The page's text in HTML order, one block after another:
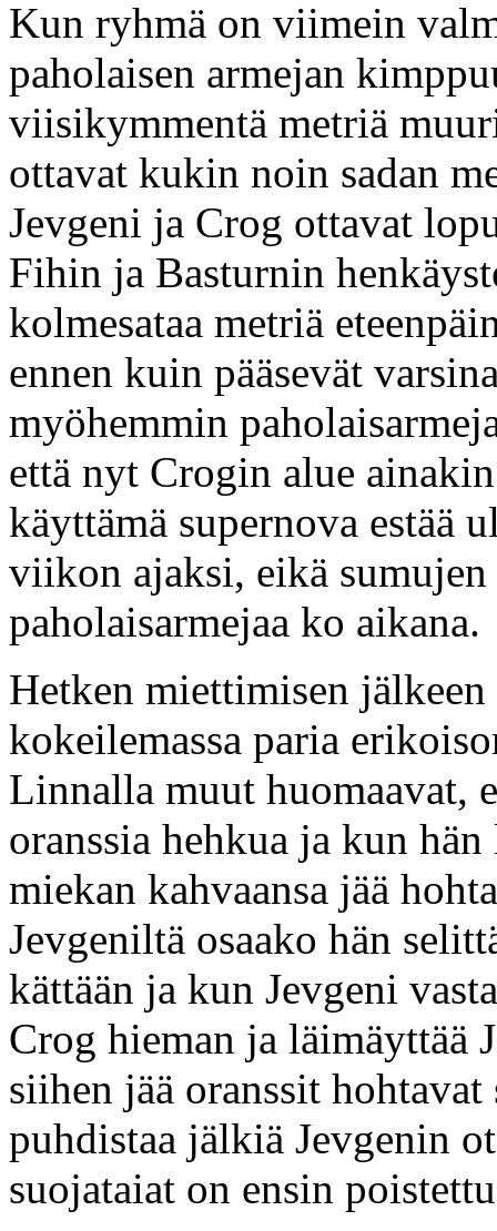
Kun ryhmä on viimein
paholaisen armejan
viisikymmentä metriä
ottavat kukin noin sadan
Jevgeni ja Crog ottavat
Fihin ja Basturnin
kolmesataa metriä
ennen kuin pääsevät
myöhemmin
että nyt Crogin alue
käyttämä supernova
viikon ajaksi, eikä
paholaisarmejaa ko aikana.
Hetken miettimisen
kokeilemassa paria
Linnalla muut huomaavat,
oranssia hehkua ja kun
miekan kahvaansa jää
Jevgeniltä osaako hän
kättään ja kun Jevgeni
Crog hieman ja läimäyttää
siihen jää oranssit
puhdistaa jälkiä Jevgenin
suojataiat on ensin